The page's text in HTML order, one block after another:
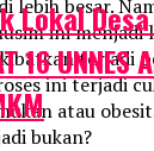
lebih besar.
ini menjadi
terjadi
ini terjadi
atau
bukan?
Lokal
16